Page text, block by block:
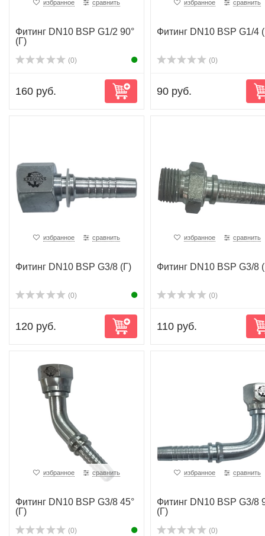
избранное сравнить
Фитинг DN10 BSP G1/2 90°
(Г)
(0)
160 руб.
избранное сравнить
Фитинг DN10 BSP G1/4
(0)
90 руб.
избранное сравнить
Фитинг DN10 BSP G3/8 (Г)
(0)
120 руб.
избранное сравнить
Фитинг DN10 BSP G3/8
(0)
110 руб.
избранное сравнить
Фитинг DN10 BSP G3/8 45°
(Г)
(0)
избранное сравнить
Фитинг DN10 BSP G3/8
(Г)
(0)